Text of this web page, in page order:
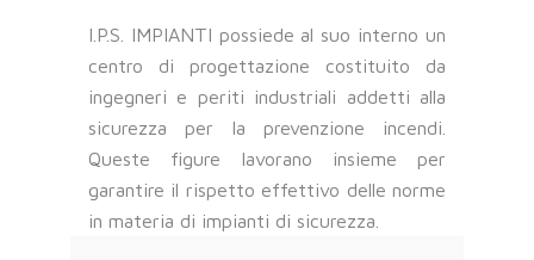
I.P.S. IMPIANTI possiede al suo interno un
centro di progettazione costituito da
ingegneri e periti industriali addetti alla
sicurezza per la prevenzione incendi.
Queste figure lavorano insieme per
garantire il rispetto effettivo delle norme
in materia di impianti di sicurezza.